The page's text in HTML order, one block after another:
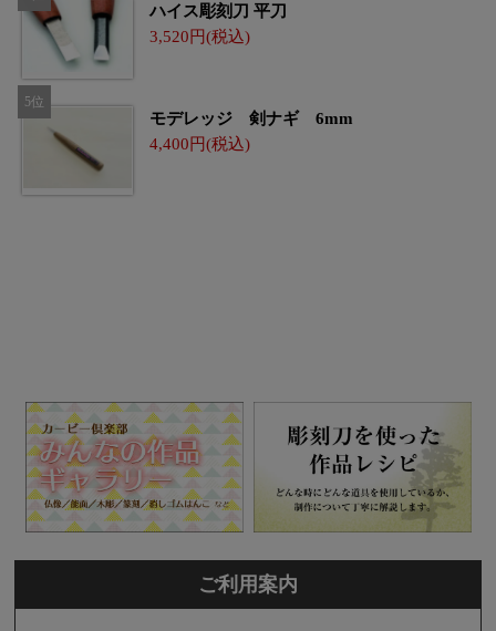
ハイス彫刻刀 平刀
3,520
モデレッジ 剣ナギ 6mm
4,400
ご利用案内